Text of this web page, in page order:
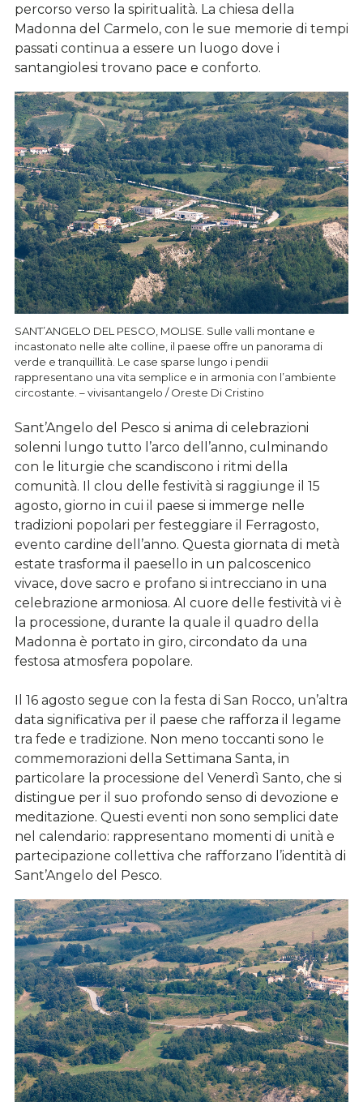
percorso verso la spiritualità. La chiesa della
Madonna del Carmelo, con le sue memorie di tempi
passati continua a essere un luogo dove i
santangiolesi trovano pace e conforto.
SANT’ANGELO DEL PESCO, MOLISE. Sulle valli montane e
incastonato nelle alte colline, il paese offre un panorama di
verde e tranquillità. Le case sparse lungo i pendii
rappresentano una vita semplice e in armonia con l’ambiente
circostante. – vivisantangelo / Oreste Di Cristino
Sant’Angelo del Pesco si anima di celebrazioni
solenni lungo tutto l’arco dell’anno, culminando
con le liturgie che scandiscono i ritmi della
comunità. Il clou delle festività si raggiunge il 15
agosto, giorno in cui il paese si immerge nelle
tradizioni popolari per festeggiare il Ferragosto,
evento cardine dell’anno. Questa giornata di metà
estate trasforma il paesello in un palcoscenico
vivace, dove sacro e profano si intrecciano in una
celebrazione armoniosa. Al cuore delle festività vi è
la processione, durante la quale il quadro della
Madonna è portato in giro, circondato da una
festosa atmosfera popolare.
Il 16 agosto segue con la festa di San Rocco, un’altra
data significativa per il paese che rafforza il legame
tra fede e tradizione. Non meno toccanti sono le
commemorazioni della Settimana Santa, in
particolare la processione del Venerdì Santo, che si
distingue per il suo profondo senso di devozione e
meditazione. Questi eventi non sono semplici date
nel calendario: rappresentano momenti di unità e
partecipazione collettiva che rafforzano l’identità di
Sant’Angelo del Pesco.